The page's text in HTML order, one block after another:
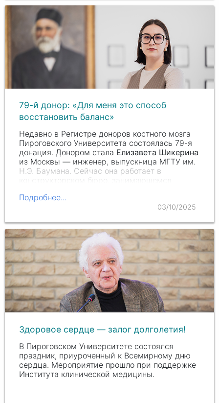
79-й донор: «Для меня это способ
восстановить баланс»
Недавно в Регистре доноров костного мозга
Пироговского Университета состоялась 79-я
донация. Донором стала Елизавета Шикерина
из Москвы — инженер, выпускница МГТУ им.
Н.Э. Баумана . Сейчас она работает в
Подробнее...
03/10/2025
Здоровое сердце — залог долголетия!
В Пироговском Университете состоялся
праздник, приуроченный к Всемирному дню
сердца. Мероприятие прошло при поддержке
Института клинической медицины.